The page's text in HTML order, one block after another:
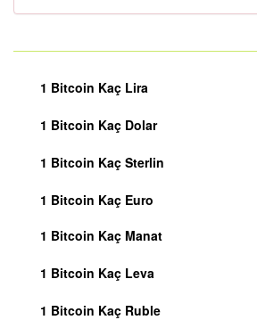
1 Bitcoin Kaç Lira
1 Bitcoin Kaç Dolar
1 Bitcoin Kaç Sterlin
1 Bitcoin Kaç Euro
1 Bitcoin Kaç Manat
1 Bitcoin Kaç Leva
1 Bitcoin Kaç Ruble